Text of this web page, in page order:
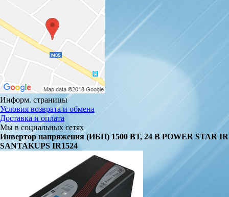
Информ. страницы
Условия возврата и обмена
Доставка и оплата
Мы в социальных сетях
Инвертор напряжения (ИБП) 1500 ВТ, 24 В POWER STAR IR
SANTAKUPS IR1524